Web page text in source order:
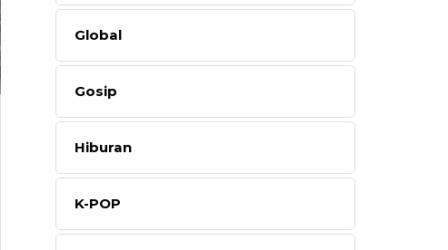
Global
Gosip
Hiburan
K-POP